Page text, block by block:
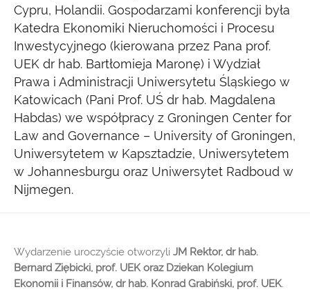
Cypru, Holandii. Gospodarzami konferencji była
Katedra Ekonomiki Nieruchomości i Procesu
Inwestycyjnego (kierowana przez Pana prof.
UEK dr hab. Bartłomieja Maronę) i Wydział
Prawa i Administracji Uniwersytetu Śląskiego w
Katowicach (Pani Prof. UŚ dr hab. Magdalena
Habdas) we współpracy z Groningen Center for
Law and Governance – University of Groningen,
Uniwersytetem w Kapsztadzie, Uniwersytetem
w Johannesburgu oraz Uniwersytet Radboud w
Nijmegen.
Wydarzenie uroczyście otworzyli JM Rektor, dr hab.
Bernard Ziębicki, prof. UEK oraz Dziekan Kolegium
Ekonomii i Finansów, dr hab. Konrad Grabiński, prof. UEK.